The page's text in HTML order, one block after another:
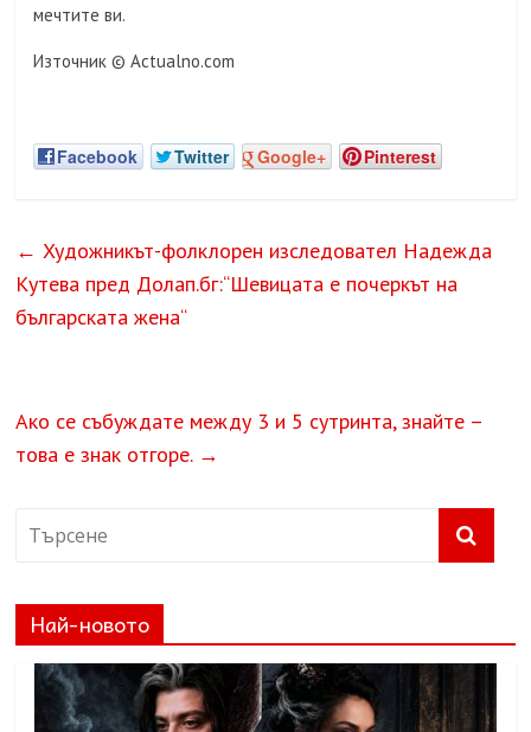
мечтите ви.
Източник © Actualno.com
Facebook Twitter Google+ Pinterest
← Художникът-фолклорен изследовател Надежда
Кутева пред Долап.бг:“Шевицата е почеркът на
българската жена“
Ако се събуждате между 3 и 5 сутринта, знайте –
това е знак отгоре. →
Най-новото